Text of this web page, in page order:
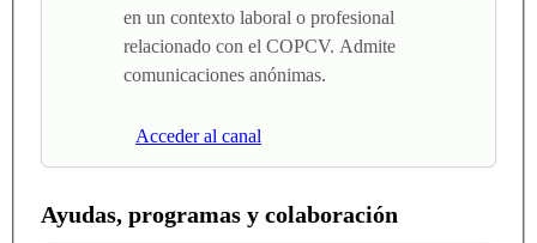
en un contexto laboral o profesional
relacionado con el COPCV. Admite
comunicaciones anónimas.
Acceder al canal
Ayudas, programas y colaboración